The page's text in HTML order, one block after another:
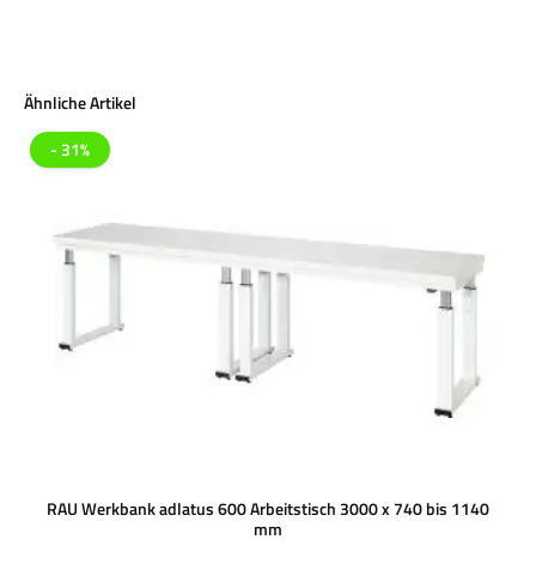
Produktgalerie überspringen
Ähnliche Artikel
- 31%
RAU Werkbank adlatus 600 Arbeitstisch 3000 x 740 bis 1140
mm